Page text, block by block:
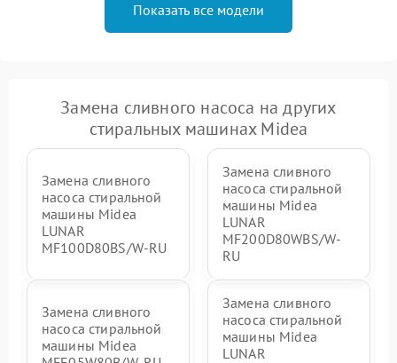
Показать все модели
Замена сливного насоса на других
стиральных машинах Midea
Замена сливного
насоса стиральной
машины Midea
LUNAR
MF100D80BS/W-RU
Замена сливного
насоса стиральной
машины Midea
LUNAR
MF200D80WBS/W-
RU
Замена сливного
насоса стиральной
машины Midea
Замена сливного
насоса стиральной
машины Midea
LUNAR